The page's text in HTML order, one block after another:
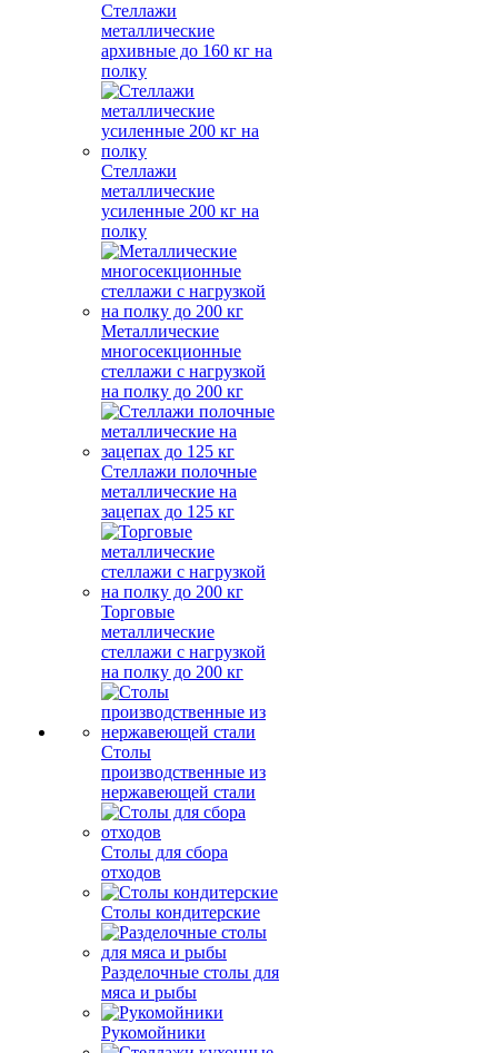
Стеллажи
металлические
архивные до 160 кг на
полку
Стеллажи
металлические
усиленные 200 кг на
полку
Металлические
многосекционные
стеллажи с нагрузкой
на полку до 200 кг
Стеллажи полочные
металлические на
зацепах до 125 кг
Торговые
металлические
стеллажи с нагрузкой
на полку до 200 кг
Столы
производственные из
нержавеющей стали
Столы для сбора
отходов
Столы кондитерские
Разделочные столы для
мяса и рыбы
Рукомойники